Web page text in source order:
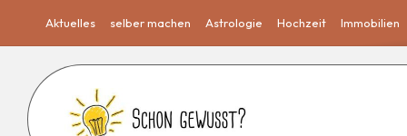
Aktuelles selber machen Astrologie Hochzeit Immobilien